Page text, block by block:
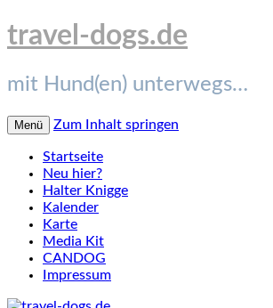
travel-dogs.de
mit Hund(en) unterwegs…
Menü Zum Inhalt springen
Startseite
Neu hier?
Halter Knigge
Kalender
Karte
Media Kit
CANDOG
Impressum